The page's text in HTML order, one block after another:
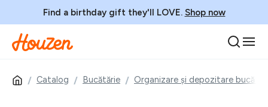
Find a birthday gift they'll LOVE. Shop now
Catalog Bucătărie Organizare și depozitare